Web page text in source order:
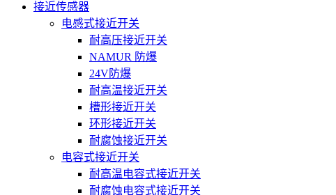
接近传感器
电感式接近开关
耐高压接近开关
NAMUR 防爆
24V防爆
耐高温接近开关
槽形接近开关
环形接近开关
耐腐蚀接近开关
电容式接近开关
耐高温电容式接近开关
耐腐蚀电容式接近开关